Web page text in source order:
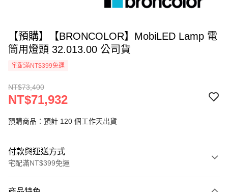
【預購】【BRONCOLOR】MobiLED Lamp 電
筒用燈頭 32.013.00 公司貨
宅配滿NT$399免運
NT$73,400
NT$71,932
預購商品：預計 120 個工作天出貨
付款與運送方式
宅配滿NT$399免運